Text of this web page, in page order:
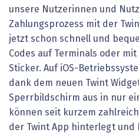
unsere Nutzerinnen und
Zahlungsprozess mit der
jetzt schon schnell und
Codes auf Terminals oder mit
Sticker. Auf iOS-
dank dem neuen Twint
Sperrbildschirm aus in nur
können seit kurzem
der Twint App hinterlegt und